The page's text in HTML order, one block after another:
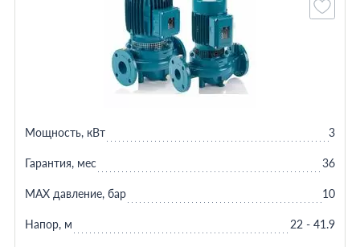
Мощность, кВт 3
Гарантия, мес 36
MAX давление, бар 10
Напор, м 22 - 41.9